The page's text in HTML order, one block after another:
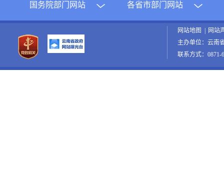
国务院部门网站 各省市部门网站
网站地图 | 网站
主办单位：云南
联系方式：0871-